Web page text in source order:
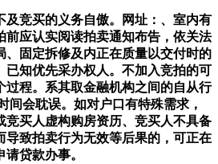
竞买的义务自傲。网址：、室内有
前应认实阅读拍卖通知布告，依关法
、固定拆修及内正在质量以交付时的
已知优先采办权人。不加入竞拍的可
过程。系其取金融机构之间的自从行
间会耽误。如对户口有特殊需求，
竞买人虚构购房资历、竞买人不具备
导致拍卖行为无效等后果的，可正在
贷款办事。